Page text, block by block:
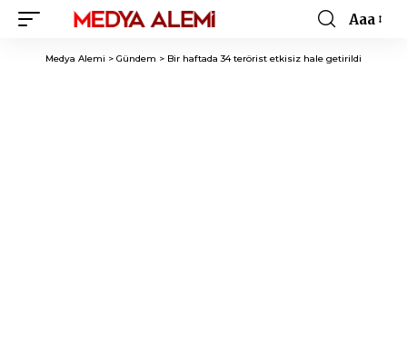
Font
Resizer
Aaa
Medya Alemi > Gündem > Bir haftada 34 terörist etkisiz hale getirildi